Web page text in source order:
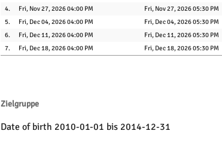
4.
Fri, Nov 27, 2026 04:00 PM
Fri, Nov 27, 2026 05:30 PM
5.
Fri, Dec 04, 2026 04:00 PM
Fri, Dec 04, 2026 05:30 PM
6.
Fri, Dec 11, 2026 04:00 PM
Fri, Dec 11, 2026 05:30 PM
7.
Fri, Dec 18, 2026 04:00 PM Fri, Dec 18, 2026 05:30 PM
Zielgruppe
Date of birth 2010-01-01 bis 2014-12-31